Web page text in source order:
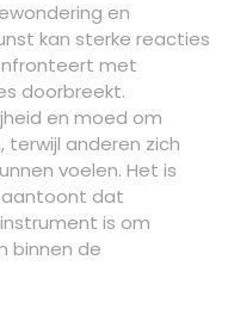
en
kan sterke reacties
met
doorbreekt.
en moed om
anderen zich
voelen. Het is
aantoont dat
is om
binnen de